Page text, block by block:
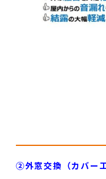
②外窓交換（カバー